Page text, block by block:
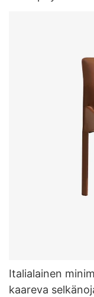
Italialainen
kaareva